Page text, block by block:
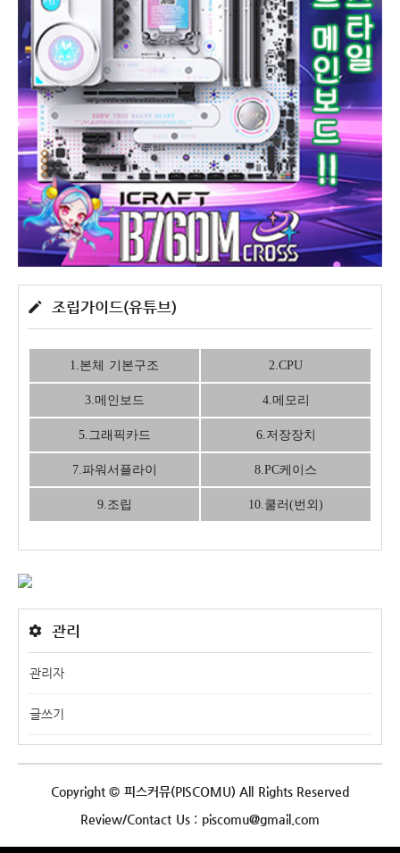
조립가이드(유튜브)
1.본체 기본구조 2.CPU
3.메인보드 4.메모리
5.그래픽카드 6.저장장치
7.파워서플라이 8.PC케이스
9.조립 10.쿨러(번외)
관리
관리자
글쓰기
Copyright © 피스커뮤(PISCOMU) All Rights Reserved
Review/Contact Us : piscomu@gmail.com